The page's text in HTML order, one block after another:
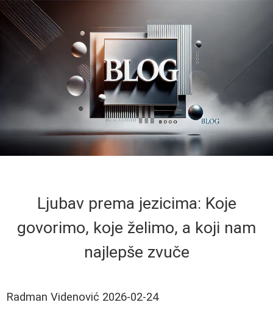
Ljubav prema jezicima: Koje
govorimo, koje želimo, a koji nam
najlepše zvuče
Radman Videnović 2026-02-24